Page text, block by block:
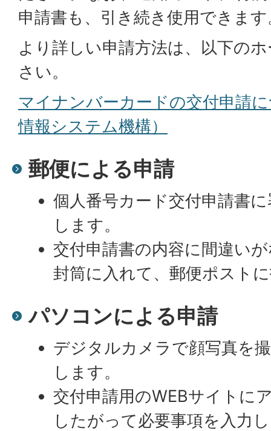
申請書も、引き続き使用できます
より詳しい申請方法は、以下の
さい。
マイナンバーカードの交付申請
情報システム機構）
郵便による申請
個人番号カード交付申請書
します。
交付申請書の内容に間違い
封筒に入れて、郵便ポスト
パソコンによる申請
デジタルカメラで顔写真を
します。
交付申請用のWEBサイトに
したがって必要事項を入力